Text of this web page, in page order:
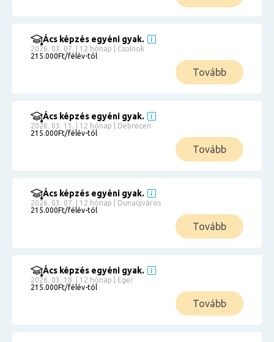
Ács képzés egyéni gyak.
2026. 03. 07. | 12 hónap | Csolnok
215.000Ft/félév-tól
Tovább
Ács képzés egyéni gyak.
2026. 03. 11. | 12 hónap | Debrecen
215.000Ft/félév-tól
Tovább
Ács képzés egyéni gyak.
2026. 03. 07. | 12 hónap | Dunaújváros
215.000Ft/félév-tól
Tovább
Ács képzés egyéni gyak.
2026. 03. 18. | 12 hónap | Eger
215.000Ft/félév-tól
Tovább